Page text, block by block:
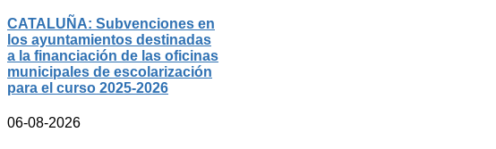
CATALUÑA: Subvenciones en
los ayuntamientos destinadas
a la financiación de las oficinas
municipales de escolarización
para el curso 2025-2026
06-08-2026